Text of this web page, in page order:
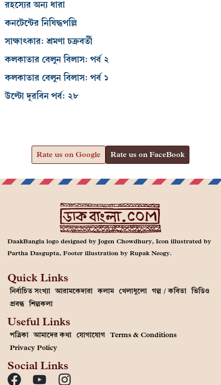
রহস্যের অন্য ধারা
কনটেন্টের নিষিদ্ধপল্লি
সাক্ষাৎকার: শ্রমণা চক্রবর্তী
কলকাতার বেলুন বিলাস: পর্ব ২
কলকাতার বেলুন বিলাস: পর্ব ১
উল্টো দূরবিন পর্ব: ২৮
Rate us on Google Rate us on FaceBook
DaakBangla logo designed by Jogen Chowdhury, Icon illustrated by
Partha Dasgupta, Footer illustration by Rupak Neogy.
Quick Links
নির্বাচিত সংখ্যা আরামকেদারা কলাম খেলাধুলো গল্প / কবিতা ভিডিও
প্রবন্ধ শিল্পকলা
Useful Links
পত্রিকা আমাদের কথা যোগাযোগ Terms & Conditions
Privacy Policy
Social Links